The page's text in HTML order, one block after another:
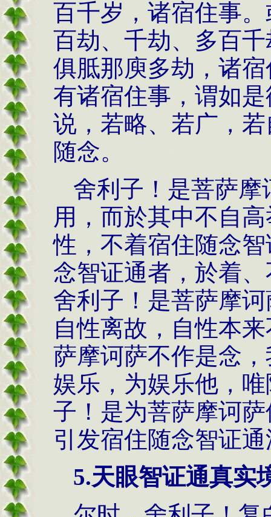
百千岁，诸宿住事
百劫、千劫、多百
俱胝那庾多劫，诸
有诸宿住事，谓如
说，若略、若广，
随念。
舍利子！是菩萨
用，而於其中不自
性，不着宿住随念
念智证通者，於着
舍利子！是菩萨摩
自性离故，自性本
萨摩诃萨不作是念
娱乐，为娱乐他，
子！是为菩萨摩诃
引发宿住随念智证
5.天眼智证通真实